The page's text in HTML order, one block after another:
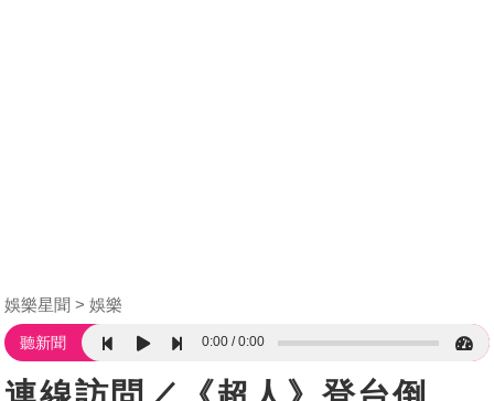
娛樂星聞 娛樂
聽新聞 0:00 0:00